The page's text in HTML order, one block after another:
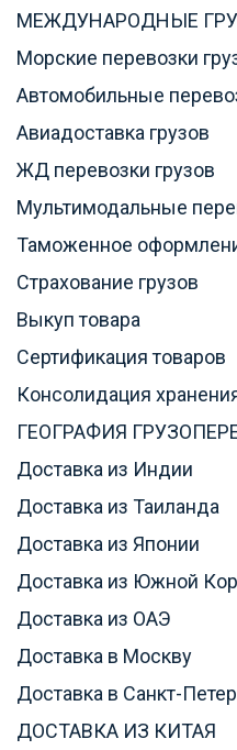
МЕЖДУНАРОДНЫЕ
Морские перевозки
Автомобильные
Авиадоставка грузов
ЖД перевозки грузов
Мультимодальные
Таможенное
Страхование грузов
Выкуп товара
Сертификация товаров
Консолидация
ГЕОГРАФИЯ
Доставка из Индии
Доставка из Таиланда
Доставка из Японии
Доставка из Южной
Доставка из ОАЭ
Доставка в Москву
Доставка в Санкт-
ДОСТАВКА ИЗ КИТАЯ